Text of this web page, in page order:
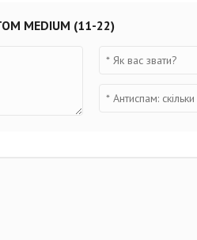
MEDIUM (11-22)